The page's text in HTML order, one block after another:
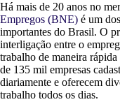
Há mais de 20 anos no
Empregos (BNE) é um
importantes do Brasil. O
interligação entre o
trabalho de maneira
de 135 mil empresas
diariamente e oferecem
trabalho todos os dias.